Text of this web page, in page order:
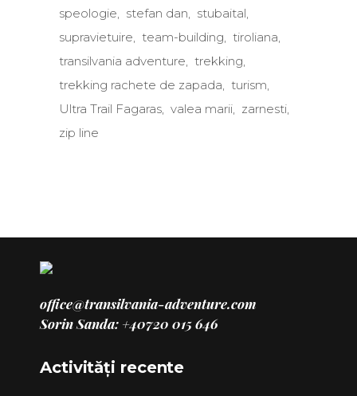
speologie
stefan dan
stubaital
supravietuire
team-building
tiroliana
transilvania adventure
trekking
trekking rachete de zapada
turism
Ultra Trail Fagaras valea marii
zarnesti
zip line
office@transilvania-adventure.com
Sorin Sanda: +40720 015 646
Activități recente